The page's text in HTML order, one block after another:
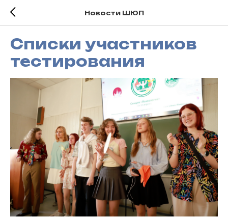
Новости ШЮП
Списки участников
тестирования